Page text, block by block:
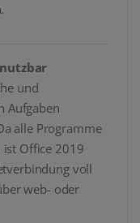
und
Aufgaben
alle Programme
Office 2019
voll
web- oder